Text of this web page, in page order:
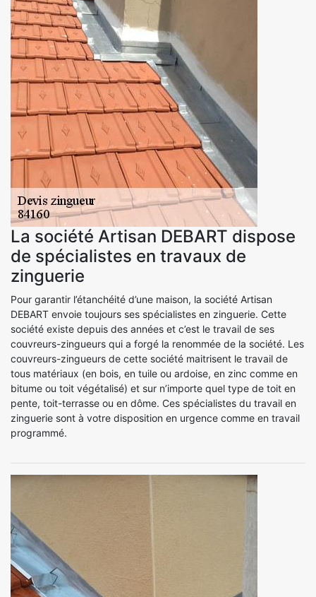
La société Artisan DEBART dispose
de spécialistes en travaux de
zinguerie
Pour garantir l’étanchéité d’une maison, la société Artisan
DEBART envoie toujours ses spécialistes en zinguerie. Cette
société existe depuis des années et c’est le travail de ses
couvreurs-zingueurs qui a forgé la renommée de la société. Les
couvreurs-zingueurs de cette société maitrisent le travail de
tous matériaux (en bois, en tuile ou ardoise, en zinc comme en
bitume ou toit végétalisé) et sur n’importe quel type de toit en
pente, toit-terrasse ou en dôme. Ces spécialistes du travail en
zinguerie sont à votre disposition en urgence comme en travail
programmé.